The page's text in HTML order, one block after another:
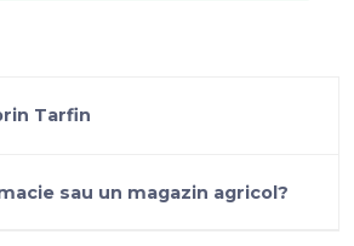
Tarfin
sau un magazin agricol?